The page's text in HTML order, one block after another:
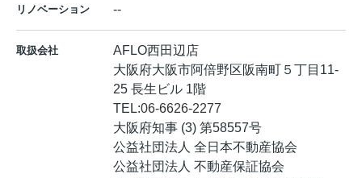
リノベーション --
取扱会社
AFLO西田辺店
大阪府大阪市阿倍野区阪南町５丁目11-
25 長生ビル 1階
TEL:06-6626-2277
大阪府知事 (3) 第58557号
公益社団法人 全日本不動産協会
公益社団法人 不動産保証協会